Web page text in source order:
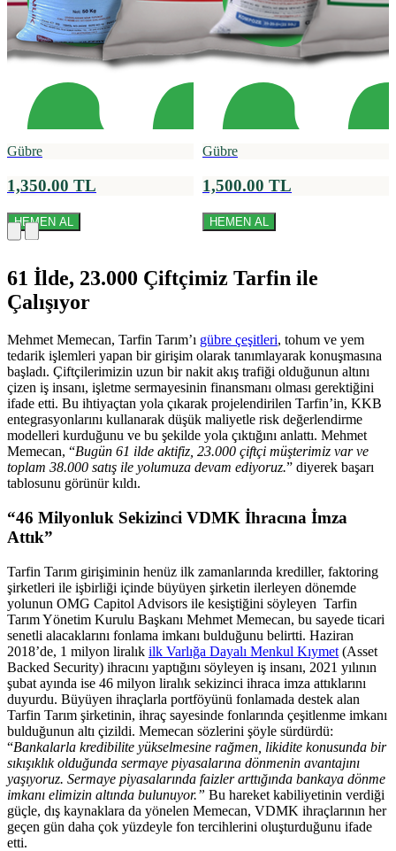
Gübre
1,350.00 TL
HEMEN AL
Gübre
1,500.00 TL
HEMEN AL
61 İlde, 23.000 Çiftçimiz Tarfin ile
Çalışıyor
Mehmet Memecan, Tarfin Tarım’ı gübre çeşitleri, tohum ve yem
tedarik işlemleri yapan bir girişim olarak tanımlayarak konuşmasına
başladı. Çiftçilerimizin uzun bir nakit akış trafiği olduğunun altını
çizen iş insanı, işletme sermayesinin finansmanı olması gerektiğini
ifade etti. Bu ihtiyaçtan yola çıkarak projelendirilen Tarfin’in, KKB
entegrasyonlarını kullanarak düşük maliyetle risk değerlendirme
modelleri kurduğunu ve bu şekilde yola çıktığını anlattı. Mehmet
Memecan, “Bugün 61 ilde aktifiz, 23.000 çiftçi müşterimiz var ve
toplam 38.000 satış ile yolumuza devam ediyoruz.” diyerek başarı
tablosunu görünür kıldı.
“46 Milyonluk Sekizinci VDMK İhracına İmza
Attık”
Tarfin Tarım girişiminin henüz ilk zamanlarında krediller, faktoring
şirketleri ile işbirliği içinde büyüyen şirketin ilerleyen dönemde
yolunun OMG Capitol Advisors ile kesiştiğini söyleyen Tarfin
Tarım Yönetim Kurulu Başkanı Mehmet Memecan, bu sayede ticari
senetli alacaklarını fonlama imkanı bulduğunu belirtti. Haziran
2018’de, 1 milyon liralık ilk Varlığa Dayalı Menkul Kıymet (Asset
Backed Security) ihracını yaptığını söyleyen iş insanı, 2021 yılının
şubat ayında ise 46 milyon liralık sekizinci ihraca imza attıklarını
duyurdu. Büyüyen ihraçlarla portföyünü fonlamada destek alan
Tarfin Tarım şirketinin, ihraç sayesinde fonlarında çeşitlenme imkanı
bulduğunun altı çizildi. Memecan sözlerini şöyle sürdürdü:
“Bankalarla kredibilite yükselmesine rağmen, likidite konusunda bir
sıkışıklık olduğunda sermaye piyasalarına dönmenin avantajını
yaşıyoruz. Sermaye piyasalarında faizler arttığında bankaya dönme
imkanı elimizin altında bulunuyor.” Bu hareket kabiliyetinin verdiği
güçle, dış kaynaklara da yönelen Memecan, VDMK ihraçlarının her
geçen gün daha çok yüzdeyle fon tercihlerini oluşturduğunu ifade
etti.